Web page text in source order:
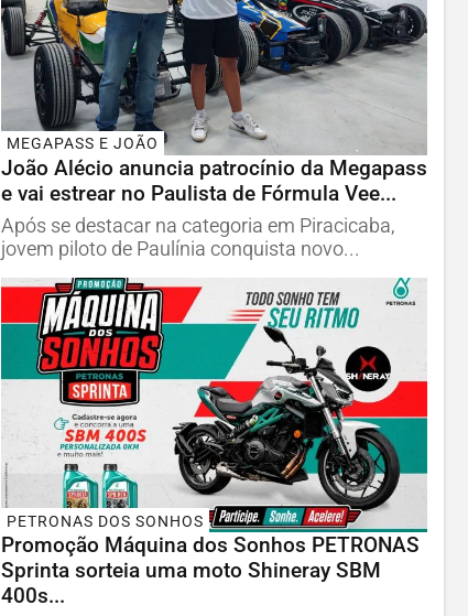
MEGAPASS E JOÃO
João Alécio anuncia patrocínio da Megapass
e vai estrear no Paulista de Fórmula Vee...
Após se destacar na categoria em Piracicaba,
jovem piloto de Paulínia conquista novo...
PETRONAS DOS SONHOS
Promoção Máquina dos Sonhos PETRONAS
Sprinta sorteia uma moto Shineray SBM
400s...